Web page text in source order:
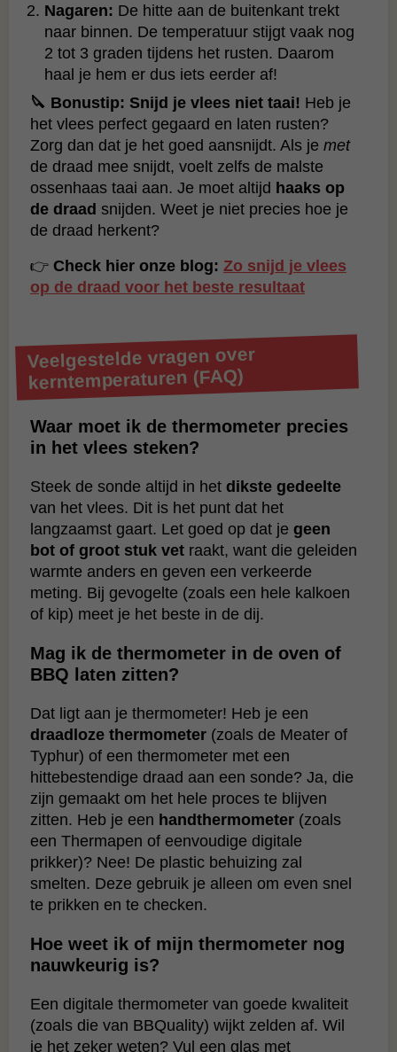
Nagaren: De hitte aan de buitenkant trekt
naar binnen. De temperatuur stijgt vaak nog
2 tot 3 graden tijdens het rusten. Daarom
haal je hem er dus iets eerder af!
🔪 Bonustip: Snijd je vlees niet taai! Heb je
het vlees perfect gegaard en laten rusten?
Zorg dan dat je het goed aansnijdt. Als je met
de draad mee snijdt, voelt zelfs de malste
ossenhaas taai aan. Je moet altijd haaks op
de draad snijden. Weet je niet precies hoe je
de draad herkent?
👉 Check hier onze blog: Zo snijd je vlees
op de draad voor het beste resultaat
Veelgestelde vragen over
kerntemperaturen (FAQ)
Waar moet ik de thermometer precies
in het vlees steken?
Steek de sonde altijd in het dikste gedeelte
van het vlees. Dit is het punt dat het
langzaamst gaart. Let goed op dat je geen
bot of groot stuk vet raakt, want die geleiden
warmte anders en geven een verkeerde
meting. Bij gevogelte (zoals een hele kalkoen
of kip) meet je het beste in de dij.
Mag ik de thermometer in de oven of
BBQ laten zitten?
Dat ligt aan je thermometer! Heb je een
draadloze thermometer (zoals de Meater of
Typhur) of een thermometer met een
hittebestendige draad aan een sonde? Ja, die
zijn gemaakt om het hele proces te blijven
zitten. Heb je een handthermometer (zoals
een Thermapen of eenvoudige digitale
prikker)? Nee! De plastic behuizing zal
smelten. Deze gebruik je alleen om even snel
te prikken en te checken.
Hoe weet ik of mijn thermometer nog
nauwkeurig is?
Een digitale thermometer van goede kwaliteit
(zoals die van BBQuality) wijkt zelden af. Wil
je het zeker weten? Vul een glas met